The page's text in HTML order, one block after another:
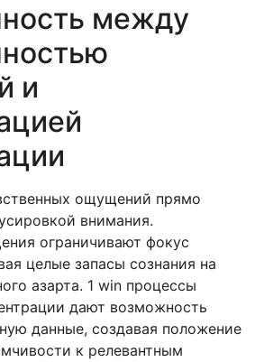
между
и
ощущений прямо
внимания.
ограничивают фокус
целые запасы сознания на
азарта. 1 win процессы
дают возможность
данные, создавая положение
к релевантным